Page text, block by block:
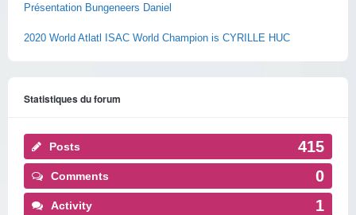
Présentation Bungeneers Daniel
2020 World Atlatl ISAC World Champion is CYRILLE HUC
Statistiques du forum
Posts 415
Comments 0
Activity 1